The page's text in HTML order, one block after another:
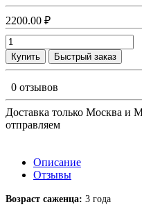
2200.00 ₽
Купить Быстрый заказ
0 отзывов
Доставка только Москва и
отправляем
Описание
Отзывы
Возраст саженца: 3 года